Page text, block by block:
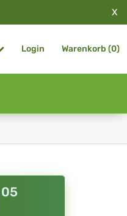
X
Login Warenkorb (0)
05